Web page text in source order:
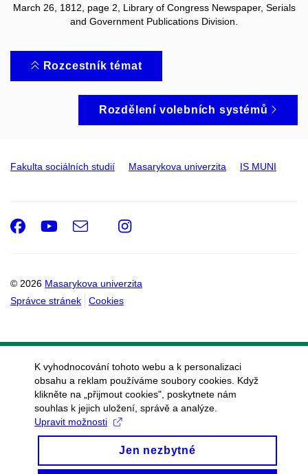
March 26, 1812, page 2, Library of Congress Newspaper, Serials
and Government Publications Division.
Rozcestník témat
Rozdělení volebních systémů
Fakulta sociálních studií Masarykova univerzita IS MUNI
© 2026 Masarykova univerzita
Správce stránek
Cookies
Facebook
Youtube
e-
Email
Instagram
K vyhodnocování tohoto webu a k personalizaci
obsahu a reklam používáme soubory cookies. Když
klikněte na „přijmout cookies", poskytnete nám
souhlas k jejich uložení, správě a analýze.
Upravit možnosti
Jen nezbytné